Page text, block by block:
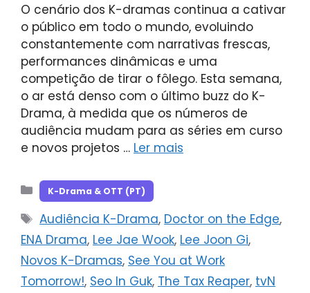
O cenário dos K-dramas continua a cativar
o público em todo o mundo, evoluindo
constantemente com narrativas frescas,
performances dinâmicas e uma
competição de tirar o fôlego. Esta semana,
o ar está denso com o último buzz do K-
Drama, à medida que os números de
audiência mudam para as séries em curso
e novos projetos … Ler mais
Categorias
K-Drama & OTT (PT)
Tags
Audiência K-Drama, Doctor on the Edge,
ENA Drama, Lee Jae Wook, Lee Joon Gi,
Novos K-Dramas, See You at Work
Tomorrow!, Seo In Guk, The Tax Reaper, tvN